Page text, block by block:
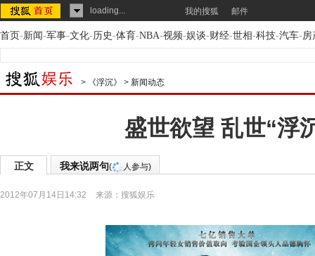
loading... 我的搜狐 邮件
首页-新闻-军事-文化-历史-体育-NBA-视频-娱谈-财经-世相-科技-汽车-房
> 《浮沉》 > 新闻动态
盛世欲望 乱世“浮
正文 我来说两句( 人参与)
2012年07月14日14:32 来源： 搜狐娱乐